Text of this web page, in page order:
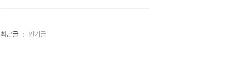
최
최근글 인기글